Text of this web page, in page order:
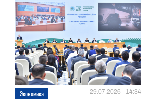
Экономика 29.07.2026 - 14:34